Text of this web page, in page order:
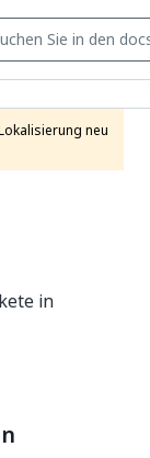
neu
in